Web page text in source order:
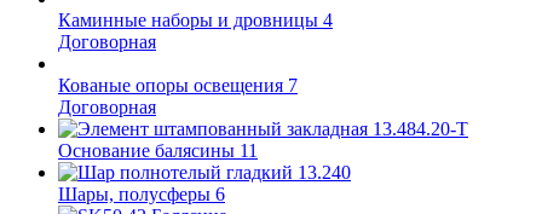
Каминные наборы и дровницы 4
Договорная
Кованые опоры освещения 7
Договорная
Основание балясины 11
Шары, полусферы 6